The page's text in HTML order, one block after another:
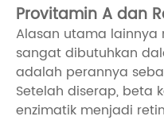
Provitamin A dan
Alasan utama
sangat dibutuhkan
adalah perannya
Setelah diserap, beta
enzimatik menjadi